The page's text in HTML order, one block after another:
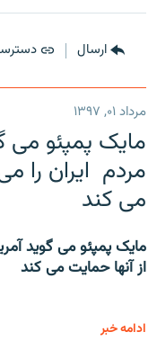
ارسال
مرداد ۰۱, ۱۳۹۷
مایک پمپئو می
مردم ایران را
می کند
مایک پمپئو می گوید
از آنها حمایت می کند
ادامه خبر